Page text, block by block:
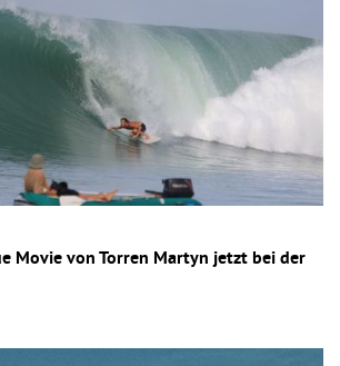
Movie von Torren Martyn jetzt bei der